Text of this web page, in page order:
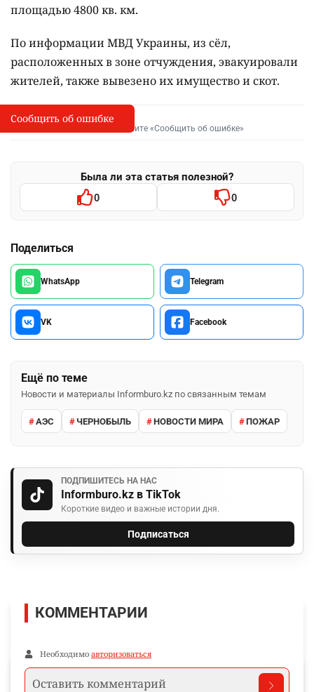
площадью 4800 кв. км.
По информации МВД Украины, из сёл,
расположенных в зоне отчуждения, эвакуировали
жителей, также вывезено их имущество и скот.
I
Сообщить об опечатке
Выделите фрагмент и нажмите «Сообщить об ошибке»
Была ли эта статья полезной?
0 0
Поделиться
WhatsApp Telegram
VK Facebook
Ещё по теме
Новости и материалы Informburo.kz по связанным темам
АЭС ЧЕРНОБЫЛЬ НОВОСТИ МИРА ПОЖАР
ПОДПИШИТЕСЬ НА НАС
Informburo.kz в TikTok
Короткие видео и важные истории дня.
Подписаться
Сообщить об ошибке
КОММЕНТАРИИ
Необходимо авторизоваться